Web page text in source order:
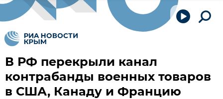
В РФ перекрыли канал
контрабанды военных товаров
в США, Канаду и Францию